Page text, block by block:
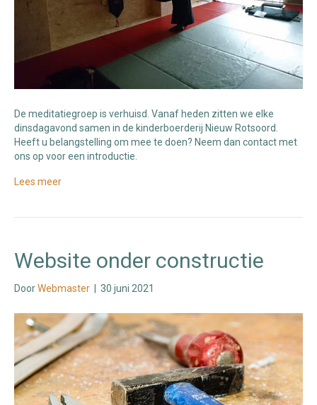
De meditatiegroep is verhuisd. Vanaf heden zitten we elke
dinsdagavond samen in de kinderboerderij Nieuw Rotsoord.
Heeft u belangstelling om mee te doen? Neem dan contact met
ons op voor een introductie.
Lees meer
Website onder constructie
DoorWebmaster 30 juni 2021